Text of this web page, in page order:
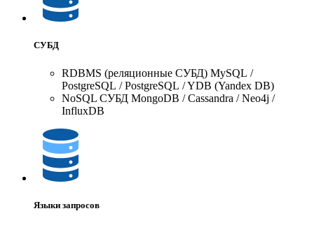
СУБД
RDBMS (реляционные СУБД) MySQL /
PostgreSQL / PostgreSQL / YDB (Yandex DB)
NoSQL СУБД MongoDB / Cassandra / Neo4j /
InfluxDB
Языки запросов